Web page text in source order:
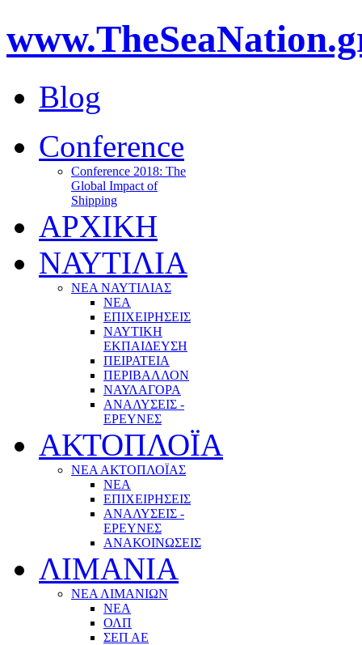
Blog
Conference
Conference 2018: The
Global Impact of
Shipping
ΑΡΧΙΚΗ
ΝΑΥΤΙΛΙΑ
ΝΕΑ ΝΑΥΤΙΛΙΑΣ
ΝΕΑ
ΕΠΙΧΕΙΡΗΣΕΙΣ
ΝΑΥΤΙΚΗ
ΕΚΠΑΙΔΕΥΣΗ
ΠΕΙΡΑΤΕΙΑ
ΠΕΡΙΒΑΛΛΟΝ
ΝΑΥΛΑΓΟΡΑ
ΑΝΑΛΥΣΕΙΣ -
ΕΡΕΥΝΕΣ
ΑΚΤΟΠΛΟΪΑ
ΝΕΑ ΑΚΤΟΠΛΟΪΑΣ
ΝΕΑ
ΕΠΙΧΕΙΡΗΣΕΙΣ
ΑΝΑΛΥΣΕΙΣ -
ΕΡΕΥΝΕΣ
ΑΝΑΚΟΙΝΩΣΕΙΣ
ΛΙΜΑΝΙΑ
ΝΕΑ ΛΙΜΑΝΙΩΝ
ΝΕΑ
ΟΛΠ
ΣΕΠ ΑΕ